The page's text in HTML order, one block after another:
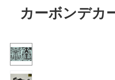
カーボンデカ